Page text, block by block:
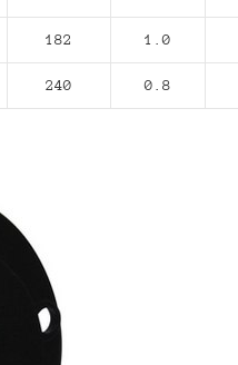
182 1.0
240 0.8